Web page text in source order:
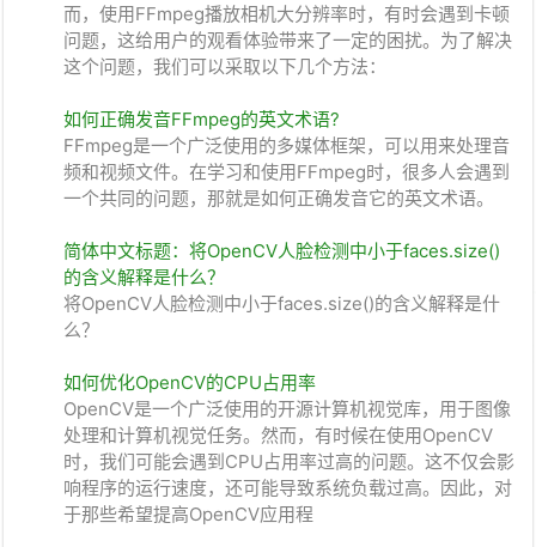
而，使用FFmpeg播放相机大分辨率时，有时会遇到卡顿
问题，这给用户的观看体验带来了一定的困扰。为了解决
这个问题，我们可以采取以下几个方法：
如何正确发音FFmpeg的英文术语?
FFmpeg是一个广泛使用的多媒体框架，可以用来处理音
频和视频文件。在学习和使用FFmpeg时，很多人会遇到
一个共同的问题，那就是如何正确发音它的英文术语。
简体中文标题：将OpenCV人脸检测中小于faces.size()
的含义解释是什么？
将OpenCV人脸检测中小于faces.size()的含义解释是什
么？
如何优化OpenCV的CPU占用率
OpenCV是一个广泛使用的开源计算机视觉库，用于图像
处理和计算机视觉任务。然而，有时候在使用OpenCV
时，我们可能会遇到CPU占用率过高的问题。这不仅会影
响程序的运行速度，还可能导致系统负载过高。因此，对
于那些希望提高OpenCV应用程